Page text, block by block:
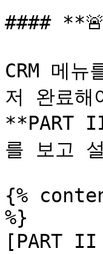
####
CRM 메
저 완료
**PART
를 보고
{%
%}
[PART